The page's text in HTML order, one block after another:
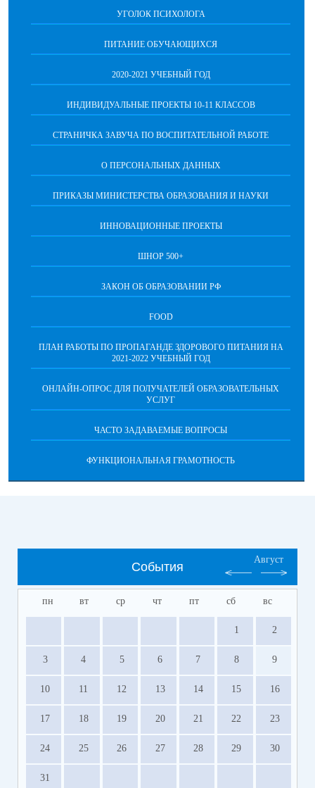
УГОЛОК ПСИХОЛОГА
ПИТАНИЕ ОБУЧАЮЩИХСЯ
2020-2021 УЧЕБНЫЙ ГОД
ИНДИВИДУАЛЬНЫЕ ПРОЕКТЫ 10-11 КЛАССОВ
СТРАНИЧКА ЗАВУЧА ПО ВОСПИТАТЕЛЬНОЙ РАБОТЕ
О ПЕРСОНАЛЬНЫХ ДАННЫХ
ПРИКАЗЫ МИНИСТЕРСТВА ОБРАЗОВАНИЯ И НАУКИ
ИННОВАЦИОННЫЕ ПРОЕКТЫ
ШНОР 500+
ЗАКОН ОБ ОБРАЗОВАНИИ РФ
FOOD
ПЛАН РАБОТЫ ПО ПРОПАГАНДЕ ЗДОРОВОГО ПИТАНИЯ НА
2021-2022 УЧЕБНЫЙ ГОД
ОНЛАЙН-ОПРОС ДЛЯ ПОЛУЧАТЕЛЕЙ ОБРАЗОВАТЕЛЬНЫХ
УСЛУГ
ЧАСТО ЗАДАВАЕМЫЕ ВОПРОСЫ
ФУНКЦИОНАЛЬНАЯ ГРАМОТНОСТЬ
События
Август
пн вт ср чт пт сб вс
1 2
3 4 5 6 7 8 9
10 11 12 13 14 15 16
17 18 19 20 21 22 23
24 25 26 27 28 29 30
31